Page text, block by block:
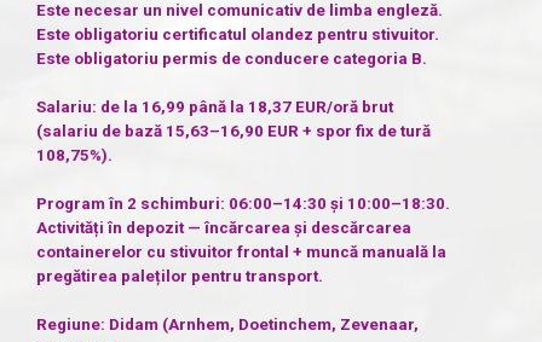
Este necesar un nivel comunicativ de limba engleză.
Este obligatoriu certificatul olandez pentru stivuitor.
Este obligatoriu permis de conducere categoria B.
Salariu: de la 16,99 până la 18,37 EUR/oră brut
(salariu de bază 15,63–16,90 EUR + spor fix de tură
108,75%).
Program în 2 schimburi: 06:00–14:30 și 10:00–18:30.
Activități în depozit — încărcarea și descărcarea
containerelor cu stivuitor frontal + muncă manuală la
pregătirea paleților pentru transport.
Regiune: Didam (Arnhem, Doetinchem, Zevenaar,